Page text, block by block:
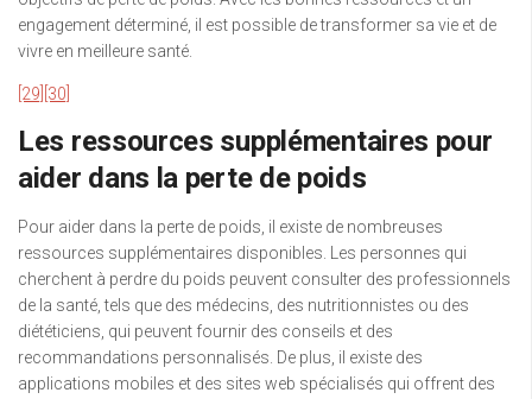
engagement déterminé, il est possible de transformer sa vie et de
vivre en meilleure santé.
[29] [30]
Les ressources supplémentaires pour
aider dans la perte de poids
Pour aider dans la perte de poids, il existe de nombreuses
ressources supplémentaires disponibles. Les personnes qui
cherchent à perdre du poids peuvent consulter des professionnels
de la santé, tels que des médecins, des nutritionnistes ou des
diététiciens, qui peuvent fournir des conseils et des
recommandations personnalisés. De plus, il existe des
applications mobiles et des sites web spécialisés qui offrent des